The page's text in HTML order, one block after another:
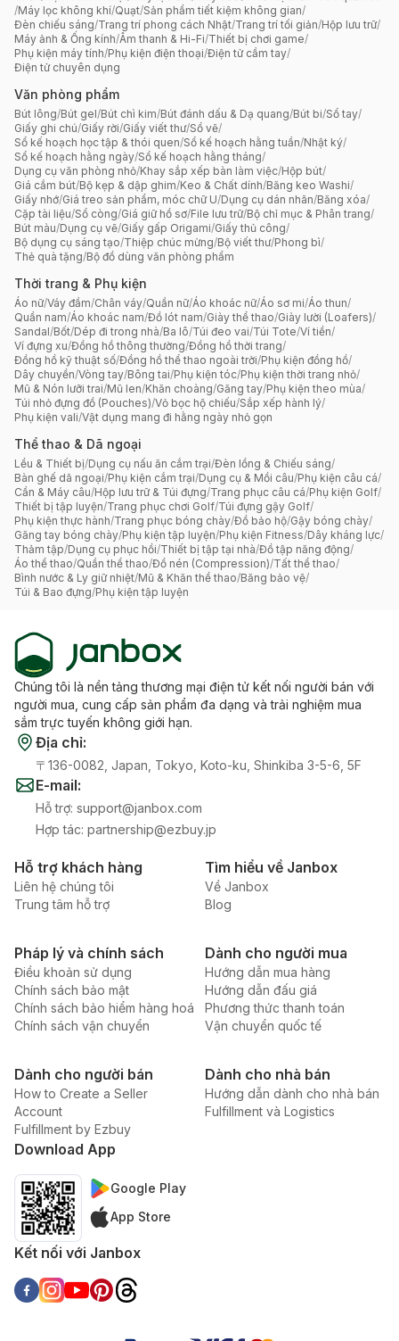
/Máy lọc không khí/Quạt/Sản phẩm tiết kiệm không gian/
Đèn chiếu sáng/Trang trí phong cách Nhật/Trang trí tối giản/Hộp lưu trữ/
Máy ảnh & Ống kính/Âm thanh & Hi-Fi/Thiết bị chơi game/
Phụ kiện máy tính/Phụ kiện điện thoại/Điện tử cầm tay/
Điện tử chuyên dụng
Văn phòng phẩm
Bút lông/Bút gel/Bút chì kim/Bút đánh dấu & Dạ quang/Bút bi/Sổ tay/
Giấy ghi chú/Giấy rời/Giấy viết thư/Sổ vẽ/
Sổ kế hoạch học tập & thói quen/Sổ kế hoạch hằng tuần/Nhật ký/
Sổ kế hoạch hằng ngày/Sổ kế hoạch hằng tháng/
Dụng cụ văn phòng nhỏ/Khay sắp xếp bàn làm việc/Hộp bút/
Giá cắm bút/Bộ kẹp & dập ghim/Keo & Chất dính/Băng keo Washi/
Giấy nhớ/Giá treo sản phẩm, móc chữ U/Dụng cụ dán nhãn/Băng xóa/
Cặp tài liệu/Sổ còng/Giá giữ hồ sơ/File lưu trữ/Bộ chỉ mục & Phân trang/
Bút màu/Dụng cụ vẽ/Giấy gấp Origami/Giấy thủ công/
Bộ dụng cụ sáng tạo/Thiệp chúc mừng/Bộ viết thư/Phong bì/
Thẻ quà tặng/Bộ đồ dùng văn phòng phẩm
Thời trang & Phụ kiện
Áo nữ/Váy đầm/Chân váy/Quần nữ/Áo khoác nữ/Áo sơ mi/Áo thun/
Quần nam/Áo khoác nam/Đồ lót nam/Giày thể thao/Giày lười (Loafers)/
Sandal/Bốt/Dép đi trong nhà/Ba lô/Túi đeo vai/Túi Tote/Ví tiền/
Ví đựng xu/Đồng hồ thông thường/Đồng hồ thời trang/
Đồng hồ kỹ thuật số/Đồng hồ thể thao ngoài trời/Phụ kiện đồng hồ/
Dây chuyền/Vòng tay/Bông tai/Phụ kiện tóc/Phụ kiện thời trang nhỏ/
Mũ & Nón lưỡi trai/Mũ len/Khăn choàng/Găng tay/Phụ kiện theo mùa/
Túi nhỏ đựng đồ (Pouches)/Vỏ bọc hộ chiếu/Sắp xếp hành lý/
Phụ kiện vali/Vật dụng mang đi hằng ngày nhỏ gọn
Thể thao & Dã ngoại
Lều & Thiết bị/Dụng cụ nấu ăn cắm trại/Đèn lồng & Chiếu sáng/
Bàn ghế dã ngoại/Phụ kiện cắm trại/Dụng cụ & Mồi câu/Phụ kiện câu cá/
Cần & Máy câu/Hộp lưu trữ & Túi đựng/Trang phục câu cá/Phụ kiện Golf/
Thiết bị tập luyện/Trang phục chơi Golf/Túi đựng gậy Golf/
Phụ kiện thực hành/Trang phục bóng chày/Đồ bảo hộ/Gậy bóng chày/
Găng tay bóng chày/Phụ kiện tập luyện/Phụ kiện Fitness/Dây kháng lực/
Thảm tập/Dụng cụ phục hồi/Thiết bị tập tại nhà/Đồ tập năng động/
Áo thể thao/Quần thể thao/Đồ nén (Compression)/Tất thể thao/
Bình nước & Ly giữ nhiệt/Mũ & Khăn thể thao/Băng bảo vệ/
Túi & Bao đựng/Phụ kiện tập luyện
Chúng tôi là nền tảng thương mại điện tử kết nối người bán với
người mua, cung cấp sản phẩm đa dạng và trải nghiệm mua
sắm trực tuyến không giới hạn.
Địa chỉ:
〒136-0082, Japan, Tokyo, Koto-ku, Shinkiba 3-5-6, 5F
E-mail:
Hỗ trợ: support@janbox.com
Hợp tác: partnership@ezbuy.jp
Hỗ trợ khách hàng
Liên hệ chúng tôi
Trung tâm hỗ trợ
Tìm hiểu về Janbox
Về Janbox
Blog
Pháp lý và chính sách
Điều khoản sử dụng
Chính sách bảo mật
Chính sách bảo hiểm hàng hoá
Chính sách vận chuyển
Dành cho người mua
Hướng dẫn mua hàng
Hướng dẫn đấu giá
Phương thức thanh toán
Vận chuyển quốc tế
Dành cho người bán
How to Create a Seller
Account
Fulfillment by Ezbuy
Dành cho nhà bán
Hướng dẫn dành cho nhà bán
Fulfillment và Logistics
Download App
Google Play
App Store
Kết nối với Janbox